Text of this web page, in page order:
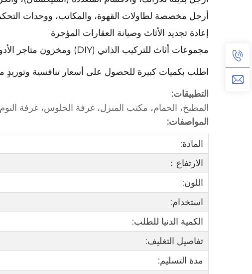
أرجل مخصصة لطاولات القهوة، والمكاتب، ووحدات
إعادة تجديد الأثاث وصيانة العقارات المؤجرة
مجموعات أثاث للتركيب الذاتي (DIY) ومخزون متاجر الأدوات والمعدات
اطلب بكميات كبيرة للحصول على أسعار تنافسية
التطبيقات:
المطبخ، الحمام، مكتب المنزل، غرفة الجلوس، غرفة النوم
المواصفات:
المادة:
الارتفاع：
اللون:
استخدام:
الكمية الدنيا للطلب:
تفاصيل التغليف:
مدة التسليم: